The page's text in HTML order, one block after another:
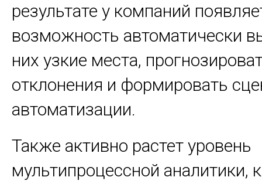
результате у компаний
возможность автоматически
них узкие места,
отклонения и формировать
автоматизации.
Также активно растет уровень
мультипроцессной аналитики,